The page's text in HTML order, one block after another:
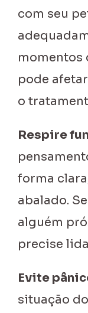
com seu
momentos
pode
o
Respire
forma
abalado.
alguém
precise
Evite
situação